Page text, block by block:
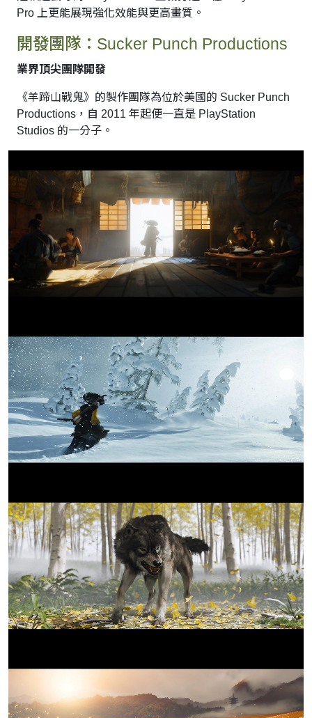
Pro 上更能展現強化效能與更高畫質。
開發團隊：Sucker Punch Productions
業界頂尖團隊開發
《羊蹄山戰鬼》的製作團隊為位於美國的 Sucker Punch
Productions，自 2011 年起便一直是 PlayStation
Studios 的一分子。